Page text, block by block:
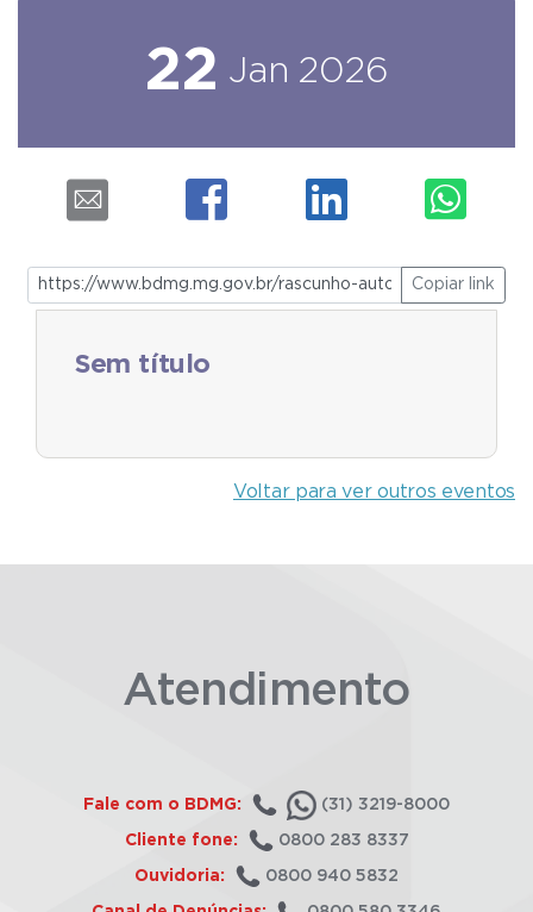
22 Jan 2026
Copiar link
Sem título
Voltar para ver outros eventos
Atendimento
Fale com o BDMG: (31) 3219-8000
Cliente fone: 0800 283 8337
Ouvidoria: 0800 940 5832